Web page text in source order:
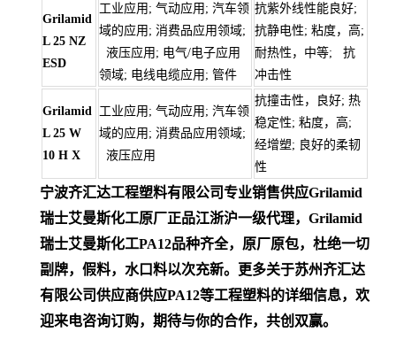
Grilamid
L 25 NZ
ESD
工业应用; 气动应用; 汽车领
域的应用; 消费品应用领域;
液压应用; 电气/电子应用
领域; 电线电缆应用; 管件
抗紫外线性能良好;
抗静电性; 粘度，高;
耐热性，中等; 抗
冲击性
Grilamid
L 25 W
10 H X
工业应用; 气动应用; 汽车领
域的应用; 消费品应用领域;
液压应用
抗撞击性，良好; 热
稳定性; 粘度，高;
经增塑; 良好的柔韧
性
宁波齐汇达工程塑料有限公司专业销售供应Grilamid
瑞士艾曼斯化工原厂正品江浙沪一级代理，Grilamid
瑞士艾曼斯化工PA12品种齐全，原厂原包，杜绝一切
副牌，假料，水口料以次充新。更多关于苏州齐汇达
有限公司供应商供应PA12等工程塑料的详细信息，欢
迎来电咨询订购，期待与你的合作，共创双赢。